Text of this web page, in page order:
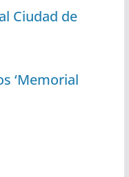
Ciudad de
‘Memorial